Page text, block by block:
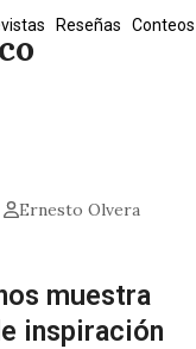
Reseñas Conteos
Ernesto Olvera
muestra
inspiración